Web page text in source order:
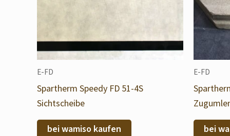
E-FD
Spartherm Speedy FD 51-4S
Sichtscheibe
bei wamiso kaufen
E-FD
bei